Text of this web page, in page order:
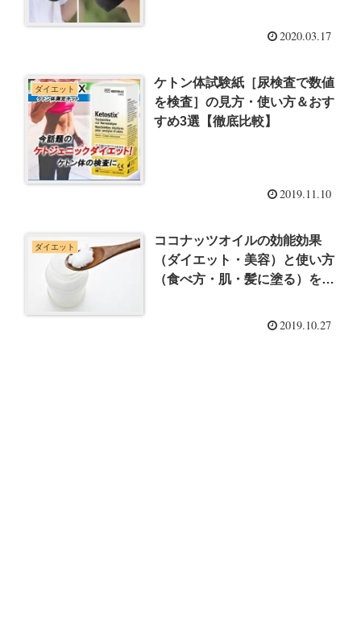
2020.03.17
ダイエット
ケトン体試験紙［尿検査で数値
を検査］の見方・使い方＆おす
すめ3選【徹底比較】
2019.11.10
ダイエット
ココナッツオイルの効能効果
（ダイエット・美容）と使い方
（食べ方・肌・髪に塗る）を徹
2019.10.27